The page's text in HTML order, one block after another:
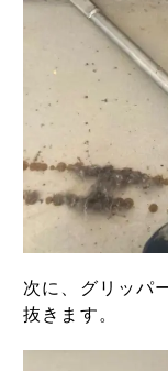
次に、グリッパ
抜きます。